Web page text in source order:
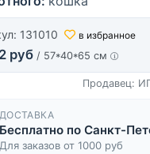
131010 в избранное
руб / 57*40*65 см
Продавец:
ДОСТАВКА
Бесплатно по Санкт-
Для заказов от 1000 руб